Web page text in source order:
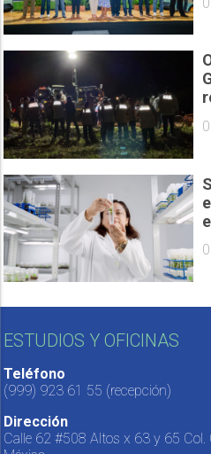
ESTUDIOS Y OFICINAS
Teléfono
(999) 923 61 55 (recepción)
Dirección
Calle 62 #508 Altos x 63 y 65 Col.